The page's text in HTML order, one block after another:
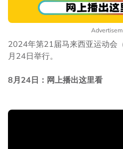
2024年第21届马来西亚运动会
月24日举行。
8月24日：网上播出这里看